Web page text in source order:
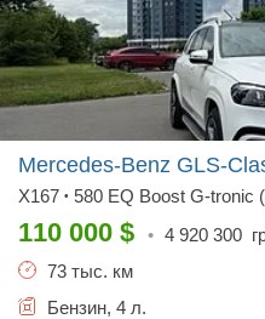
Mercedes-Benz GLS-
X167 • 580 EQ Boost G-tronic
110 000 $ • 4 920 300
73 тыс. км
Бензин, 4 л.